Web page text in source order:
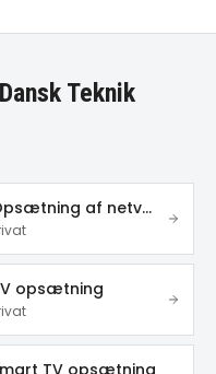
Teknik
Opsætning af netværk
opsætning
TV opsætning